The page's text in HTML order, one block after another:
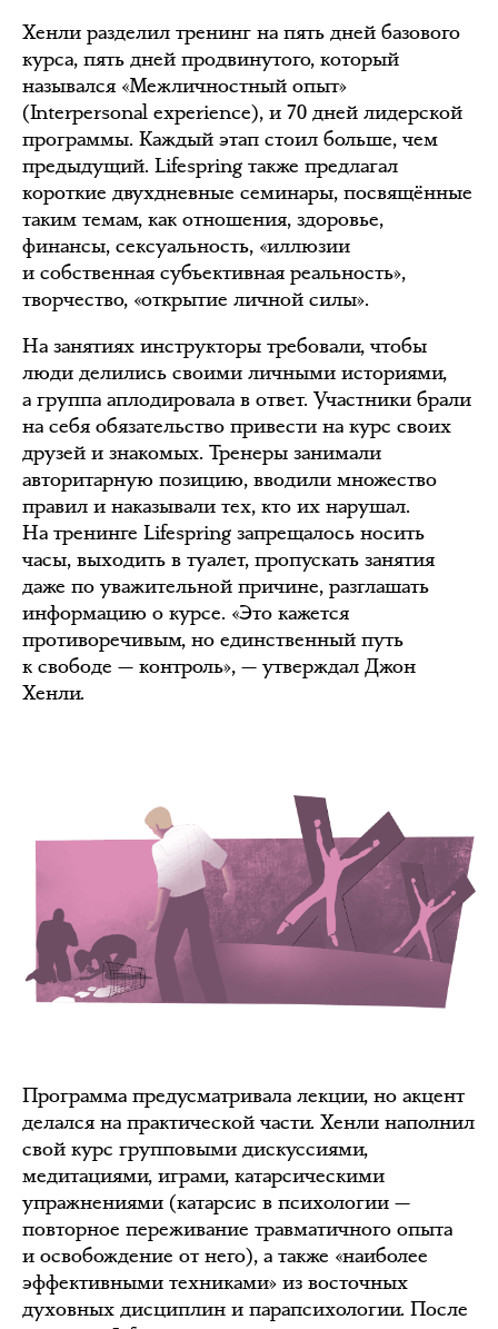
Хенли разделил тренинг на пять дней базового
курса, пять дней продвинутого, который
назывался «Межличностный опыт»
(Interpersonal experience), и 70 дней лидерской
программы. Каждый этап стоил больше, чем
предыдущий. Lifespring также предлагал
короткие двухдневные семинары, посвящённые
таким темам, как отношения, здоровье,
финансы, сексуальность, «иллюзии
и собственная субъективная реальность»,
творчество, «открытие личной силы».
На занятиях инструкторы требовали, чтобы
люди делились своими личными историями,
а группа аплодировала в ответ. Участники брали
на себя обязательство привести на курс своих
друзей и знакомых. Тренеры занимали
авторитарную позицию, вводили множество
правил и наказывали тех, кто их нарушал.
На тренинге Lifespring запрещалось носить
часы, выходить в туалет, пропускать занятия
даже по уважительной причине, разглашать
информацию о курсе. «Это кажется
противоречивым, но единственный путь
к свободе — контроль», — утверждал Джон
Хенли.
Программа предусматривала лекции, но акцент
делался на практической части. Хенли наполнил
свой курс групповыми дискуссиями,
медитациями, играми, катарсическими
упражнениями (катарсис в психологии —
повторное переживание травматичного опыта
и освобождение от него), а также «наиболее
эффективными техниками»‎ из восточных
духовных дисциплин и парапсихологии. После